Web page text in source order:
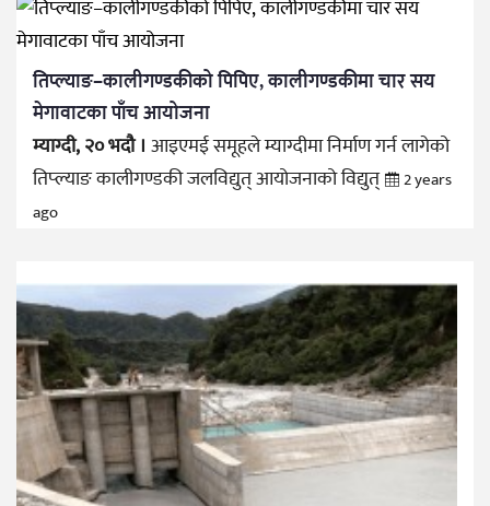
तिप्ल्याङ–कालीगण्डकीको पिपिए, कालीगण्डकीमा चार सय
मेगावाटका पाँच आयोजना
म्याग्दी, २० भदौ । आइएमई समूहले म्याग्दीमा निर्माण गर्न लागेको
तिप्ल्याङ कालीगण्डकी जलविद्युत् आयोजनाको विद्युत्
2 years
ago